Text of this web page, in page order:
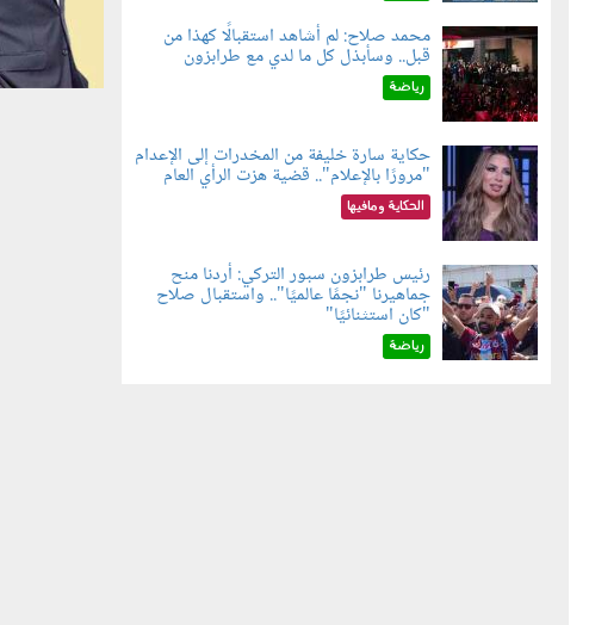
060802.jpg
محمد صلاح: لم أشاهد استقبالًا كهذا من
قبل.. وسأبذل كل ما لدي مع طرابزون
رياضة
060801.jpeg
حكاية سارة خليفة من المخدرات إلى الإعدام
"مرورًا بالإعلام".. قضية هزت الرأي العام
الحكاية ومافيها
060803.jpg
رئيس طرابزون سبور التركي: أردنا منح
جماهيرنا "نجمًا عالميًا".. واستقبال صلاح
"كان استثنائيًا"
رياضة